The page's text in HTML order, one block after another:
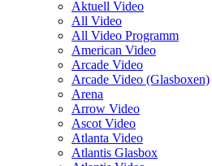
Aktuell Video
All Video
All Video Programm
American Video
Arcade Video
Arcade Video (Glasboxen)
Arena
Arrow Video
Ascot Video
Atlanta Video
Atlantis Glasbox